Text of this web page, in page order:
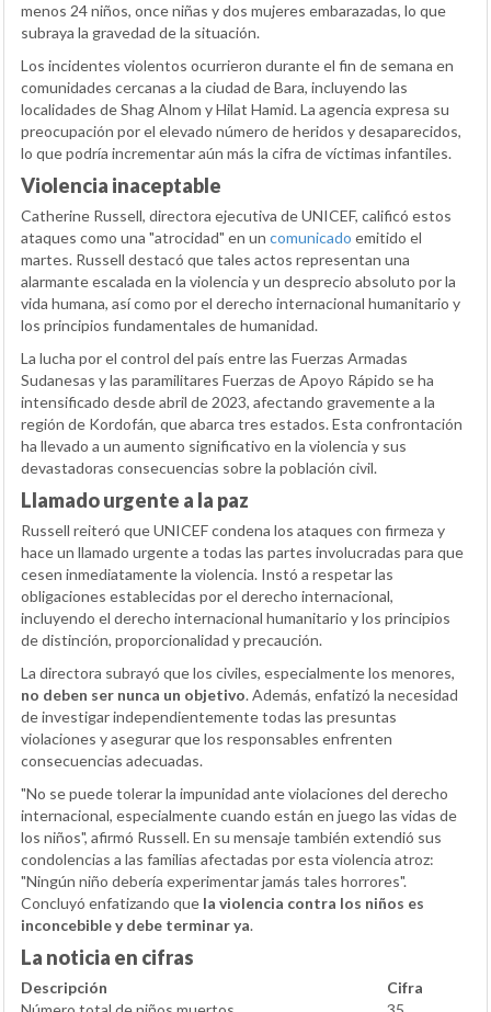
menos 24 niños, once niñas y dos mujeres embarazadas, lo que
subraya la gravedad de la situación.
Los incidentes violentos ocurrieron durante el fin de semana en
comunidades cercanas a la ciudad de Bara, incluyendo las
localidades de Shag Alnom y Hilat Hamid. La agencia expresa su
preocupación por el elevado número de heridos y desaparecidos,
lo que podría incrementar aún más la cifra de víctimas infantiles.
Violencia inaceptable
Catherine Russell, directora ejecutiva de UNICEF, calificó estos
ataques como una "atrocidad" en un comunicado emitido el
martes. Russell destacó que tales actos representan una
alarmante escalada en la violencia y un desprecio absoluto por la
vida humana, así como por el derecho internacional humanitario y
los principios fundamentales de humanidad.
La lucha por el control del país entre las Fuerzas Armadas
Sudanesas y las paramilitares Fuerzas de Apoyo Rápido se ha
intensificado desde abril de 2023, afectando gravemente a la
región de Kordofán, que abarca tres estados. Esta confrontación
ha llevado a un aumento significativo en la violencia y sus
devastadoras consecuencias sobre la población civil.
Llamado urgente a la paz
Russell reiteró que UNICEF condena los ataques con firmeza y
hace un llamado urgente a todas las partes involucradas para que
cesen inmediatamente la violencia. Instó a respetar las
obligaciones establecidas por el derecho internacional,
incluyendo el derecho internacional humanitario y los principios
de distinción, proporcionalidad y precaución.
La directora subrayó que los civiles, especialmente los menores,
no deben ser nunca un objetivo. Además, enfatizó la necesidad
de investigar independientemente todas las presuntas
violaciones y asegurar que los responsables enfrenten
consecuencias adecuadas.
"No se puede tolerar la impunidad ante violaciones del derecho
internacional, especialmente cuando están en juego las vidas de
los niños", afirmó Russell. En su mensaje también extendió sus
condolencias a las familias afectadas por esta violencia atroz:
"Ningún niño debería experimentar jamás tales horrores".
Concluyó enfatizando que la violencia contra los niños es
inconcebible y debe terminar ya.
La noticia en cifras
Descripción
Cifra